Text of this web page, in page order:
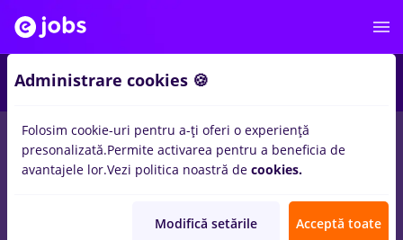
Customer Relationship Officer @ ING Office
Administrare cookies 🍪
Folosim cookie-uri pentru a-ți oferi o experiență
presonalizată.Permite activarea pentru a beneficia de
avantajele lor.Vezi politica noastră de cookies.
Modifică setările Acceptă toate